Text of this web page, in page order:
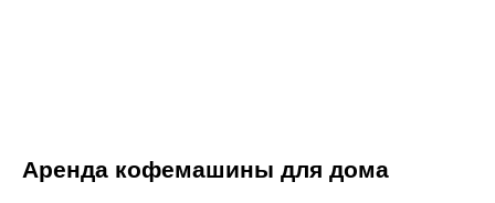
Аренда кофемашины для дома